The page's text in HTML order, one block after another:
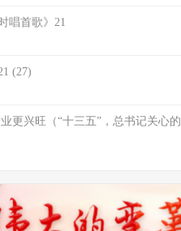
唱首歌》21
(27)
更兴旺（“十三五”，总书记关心的